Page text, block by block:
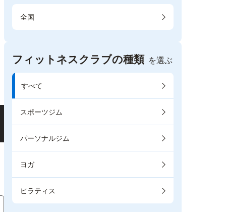
全国
フィットネスクラブの種類 を選ぶ
すべて
スポーツジム
パーソナルジム
ヨガ
ピラティス